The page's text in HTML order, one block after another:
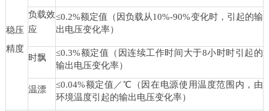
稳压
精度
负载效
应
≤0.2%额定值（因负载从10%-90%变化时，引起的输
出电压变化率）
时飘
≤0.3%额定值（因连续工作时间大于8小时时引起的
输出电压变化率）
温漂
≤0.04%额定值／℃（因在电源使用温度范围内，由
环境温度引起的输出电压变化率）